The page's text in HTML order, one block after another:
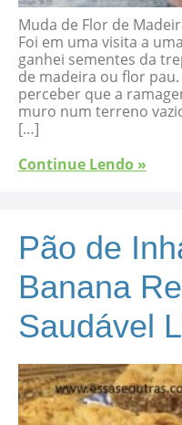
Muda de Flor de
Foi em uma visita a
ganhei sementes da
de madeira ou flor
perceber que a
muro num terreno
[…]
Continue Lendo »
Pão de
Banana
Saudável